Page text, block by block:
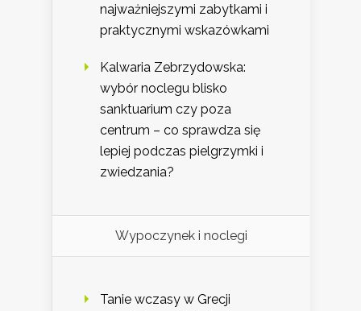
najważniejszymi zabytkami i
praktycznymi wskazówkami
Kalwaria Zebrzydowska:
wybór noclegu blisko
sanktuarium czy poza
centrum – co sprawdza się
lepiej podczas pielgrzymki i
zwiedzania?
Wypoczynek i noclegi
Tanie wczasy w Grecji